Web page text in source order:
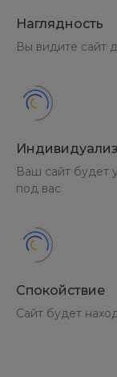
Наглядность
Вы видите сайт
Ваш сайт будет
под вас
Спокойствие
Сайт будет